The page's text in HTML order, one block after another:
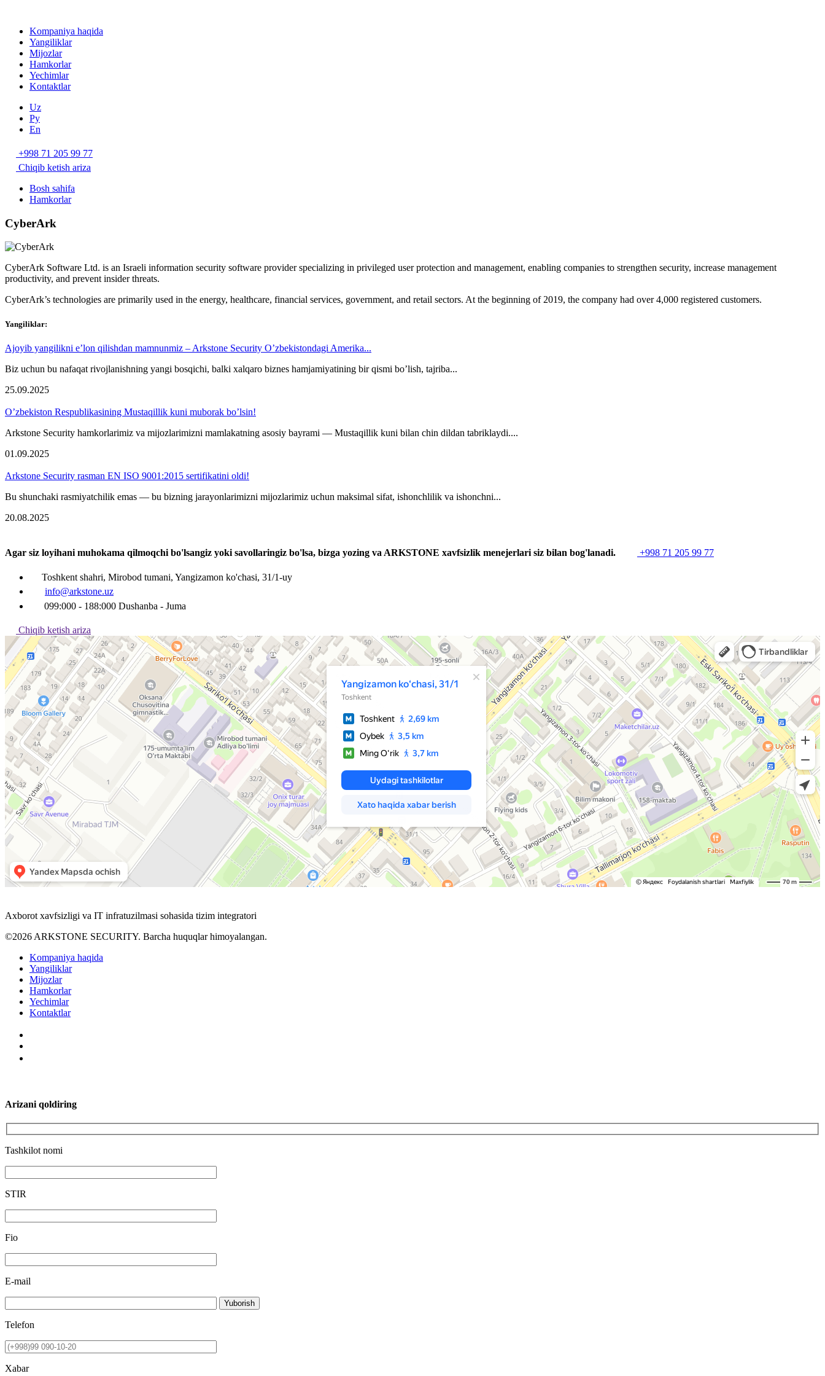
Kompaniya haqida
Yangiliklar
Mijozlar
Hamkorlar
Yechimlar
Kontaktlar
Uz
Ру
En
+998 71 205 99 77
Chiqib ketish ariza
Bosh sahifa
Hamkorlar
CyberArk
CyberArk Software Ltd. is an Israeli information security software provider specializing in privileged user protection and management, enabling companies to strengthen security, increase management
productivity, and prevent insider threats.
CyberArk’s technologies are primarily used in the energy, healthcare, financial services, government, and retail sectors. At the beginning of 2019, the company had over 4,000 registered customers.
Yangiliklar:
Ajoyib yangilikni e’lon qilishdan mamnunmiz – Arkstone Security O’zbekistondagi Amerika...
Biz uchun bu nafaqat rivojlanishning yangi bosqichi, balki xalqaro biznes hamjamiyatining bir qismi bo’lish, tajriba...
25.09.2025
O’zbekiston Respublikasining Mustaqillik kuni muborak bo’lsin!
Arkstone Security hamkorlarimiz va mijozlarimizni mamlakatning asosiy bayrami — Mustaqillik kuni bilan chin dildan tabriklaydi....
01.09.2025
Arkstone Security rasman EN ISO 9001:2015 sertifikatini oldi!
Bu shunchaki rasmiyatchilik emas — bu bizning jarayonlarimizni mijozlarimiz uchun maksimal sifat, ishonchlilik va ishonchni...
20.08.2025
Agar siz loyihani muhokama qilmoqchi bo'lsangiz yoki savollaringiz bo'lsa, bizga yozing va ARKSTONE xavfsizlik menejerlari siz bilan bog'lanadi. +998 71 205 99 77
Toshkent shahri, Mirobod tumani, Yangizamon ko'chasi, 31/1-uy
info@arkstone.uz
099:000 - 188:000 Dushanba - Juma
Chiqib ketish ariza
Ташкент
Улица Янгизамон, 31/1 — Яндекс Карты
Axborot xavfsizligi va IT infratuzilmasi sohasida tizim integratori
©2026 ARKSTONE SECURITY. Barcha huquqlar himoyalangan.
Kompaniya haqida
Yangiliklar
Mijozlar
Hamkorlar
Yechimlar
Kontaktlar
Arizani qoldiring
Tashkilot nomi
STIR
Fio
E-mail
Yuborish
Telefon
Xabar